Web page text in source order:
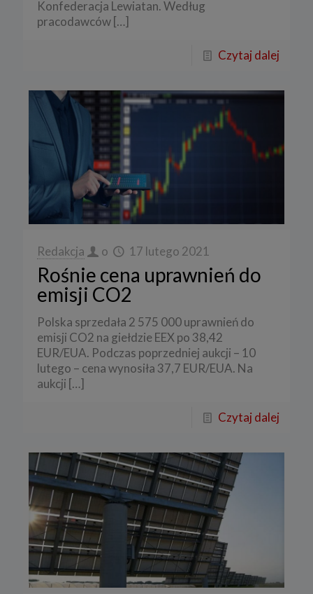
Konfederacja Lewiatan. Według
pracodawców […]
Czytaj dalej
Redakcja o 17 lutego 2021
Rośnie cena uprawnień do
emisji CO2
Polska sprzedała 2 575 000 uprawnień do
emisji CO2 na giełdzie EEX po 38,42
EUR/EUA. Podczas poprzedniej aukcji – 10
lutego – cena wynosiła 37,7 EUR/EUA. Na
aukcji […]
Czytaj dalej